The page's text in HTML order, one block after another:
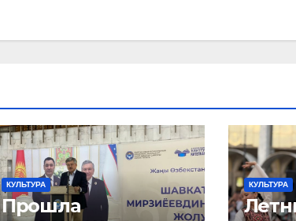
КУЛЬТУРА
Прошла
КУЛЬТУРА